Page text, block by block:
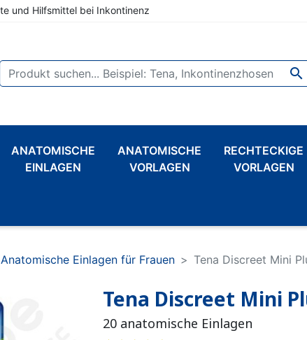
und Hilfsmittel bei Inkontinenz

ANATOMISCHE
EINLAGEN
EINLAGEN
ANATOMISCHE
VORLAGEN
RECHTECKIGE
VORLAGEN
SLIP FIXIERHOSEN
EINMALHANDSCHUHE
PVC-UNTERHOSEN FÜR
Anatomische Einlagen für Frauen Tena Discreet Mini
Tena Discreet Mini
20 anatomische Einlagen